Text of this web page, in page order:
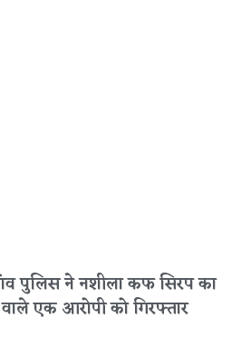
पुलिस ने नशीला कफ सिरप का
एक आरोपी को गिरफ्तार